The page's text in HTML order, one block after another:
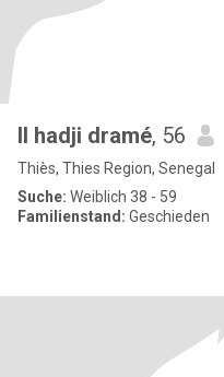
Il hadji dramé, 56
Thiès, Thies Region, Senegal
Suche: Weiblich 38 - 59
Familienstand: Geschieden